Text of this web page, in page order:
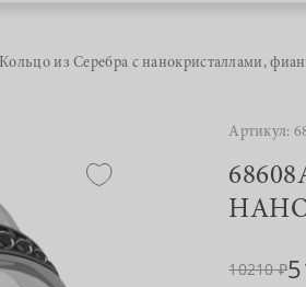
из Серебра с нанокристаллами,
Артикул:
10210